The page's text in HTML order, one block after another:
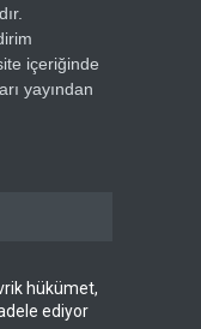
içeriğinde
yayından
hükümet,
ediyor